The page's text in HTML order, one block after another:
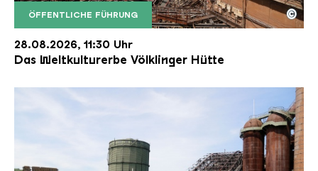
ÖFFENTLICHE FÜHRUNG
Der Erzschrägaufzug der Völklinger Hütte mit
Copyright: Weltkulturerbe Völklinger Hütte | Karl
©
28.08.2026, 11:30 Uhr
Das Weltkulturerbe Völklinger Hütte